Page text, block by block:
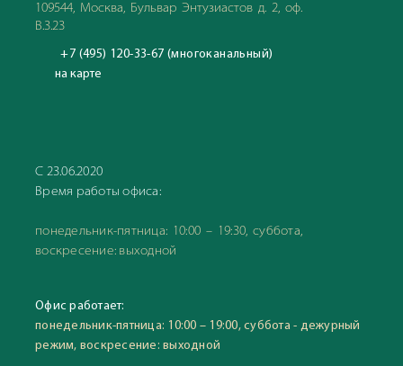
109544, Москва, Бульвар Энтузиастов д. 2, оф.
В.3.23
+7 (495) 120-33-67 (многоканальный)
на карте
С 23.06.2020
Время работы офиса:
понедельник-пятница: 10:00 – 19:30, суббота,
воскресение: выходной
Офис работает:
понедельник-пятница: 10:00 – 19:00, суббота - дежурный
режим, воскресение: выходной